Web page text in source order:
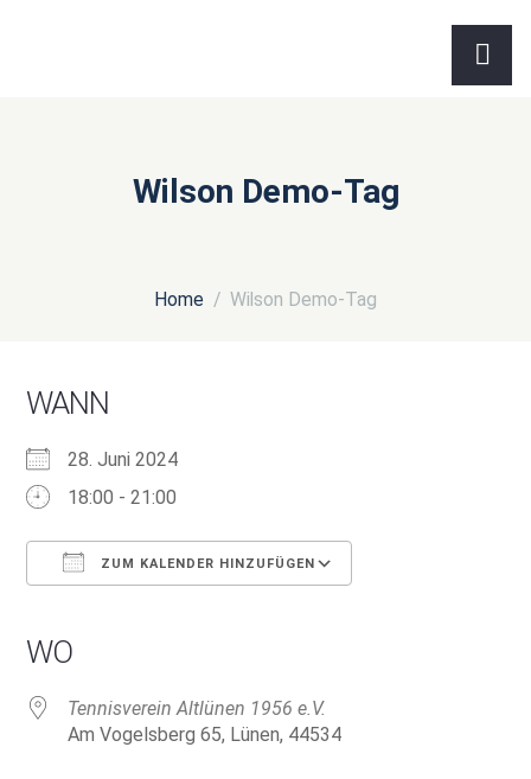
Wilson Demo-Tag
Home Wilson Demo-Tag
WANN
28. Juni 2024
18:00 - 21:00
ZUM KALENDER HINZUFÜGEN
WO
Tennisverein Altlünen 1956 e.V.
Am Vogelsberg 65, Lünen, 44534